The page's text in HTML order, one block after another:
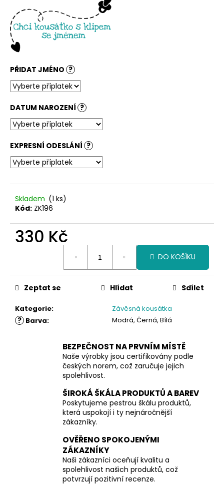
PŘIDAT JMÉNO ?
DATUM NAROZENÍ ?
EXPRESNÍ ODESLÁNÍ ?
Skladem (1 ks)
Kód: ZK196
330 Kč
DO KOŠÍKU
Kategorie: Závěsná kousátka
? Barva: Modrá, Černá, Bílá
Zeptat se Hlídat Sdílet
BEZPEČNOST NA PRVNÍM MÍSTĚ
Naše výrobky jsou certifikovány podle
českých norem, což zaručuje jejich
spolehlivost.
ŠIROKÁ ŠKÁLA PRODUKTŮ A BAREV
Poskytujeme pestrou škálu produktů,
která uspokojí i ty nejnáročnější
zákazníky.
OVĚŘENO SPOKOJENÝMI
ZÁKAZNÍKY
Naši zákazníci oceňují kvalitu a
spolehlivost našich produktů, což
potvrzují pozitivní recenze.